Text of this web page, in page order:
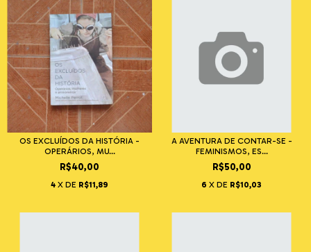
OS EXCLUÍDOS DA HISTÓRIA -
OPERÁRIOS, MU...
R$40,00
4 X DE R$11,89
A AVENTURA DE CONTAR-SE -
FEMINISMOS, ES...
R$50,00
6 X DE R$10,03